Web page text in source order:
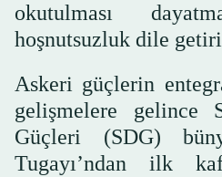
okutulması
hoşnutsuzluk dile
Askeri güçlerin
gelişmelere gelince
Güçleri (SDG)
Tugayı’ndan ilk